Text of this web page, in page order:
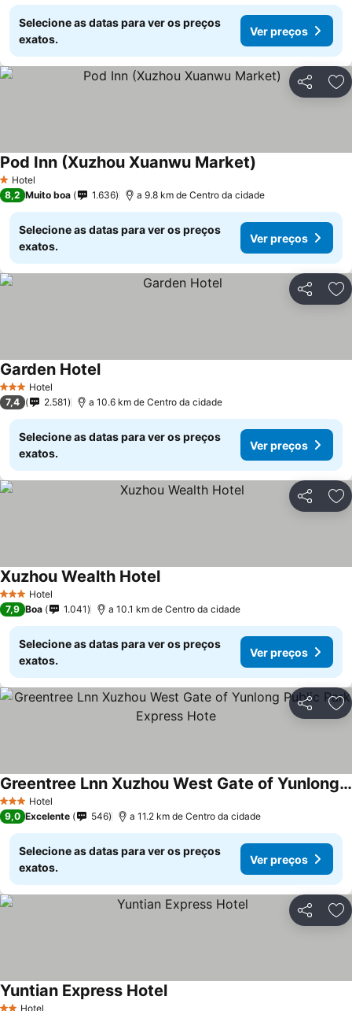
Selecione as datas para ver os preços
exatos.
Ver preços
Partilhar
1 Estrelas
Hotel
Pod Inn (Xuzhou Xuanwu Market)
8,2 Muito boa 1.636 a 9.8 km de Centro da cidade
Selecione as datas para ver os preços
exatos.
Ver preços
Partilhar
3 EstrelasHotel
Garden Hotel
7,4 2.581 a 10.6 km de Centro da cidade
Selecione as datas para ver os preços
exatos.
Ver preços
Partilhar
3 EstrelasHotel
Xuzhou Wealth Hotel
7,9 Boa 1.041 a 10.1 km de Centro da cidade
Selecione as datas para ver os preços
exatos.
Ver preços
Partilhar
3 EstrelasHotel
Greentree Lnn Xuzhou West Gate of Yunlong Public Park Express Hote
9,0 Excelente 546 a 11.2 km de Centro da cidade
Selecione as datas para ver os preços
exatos.
Ver preços
Partilhar
Hotel
Yuntian Express Hotel